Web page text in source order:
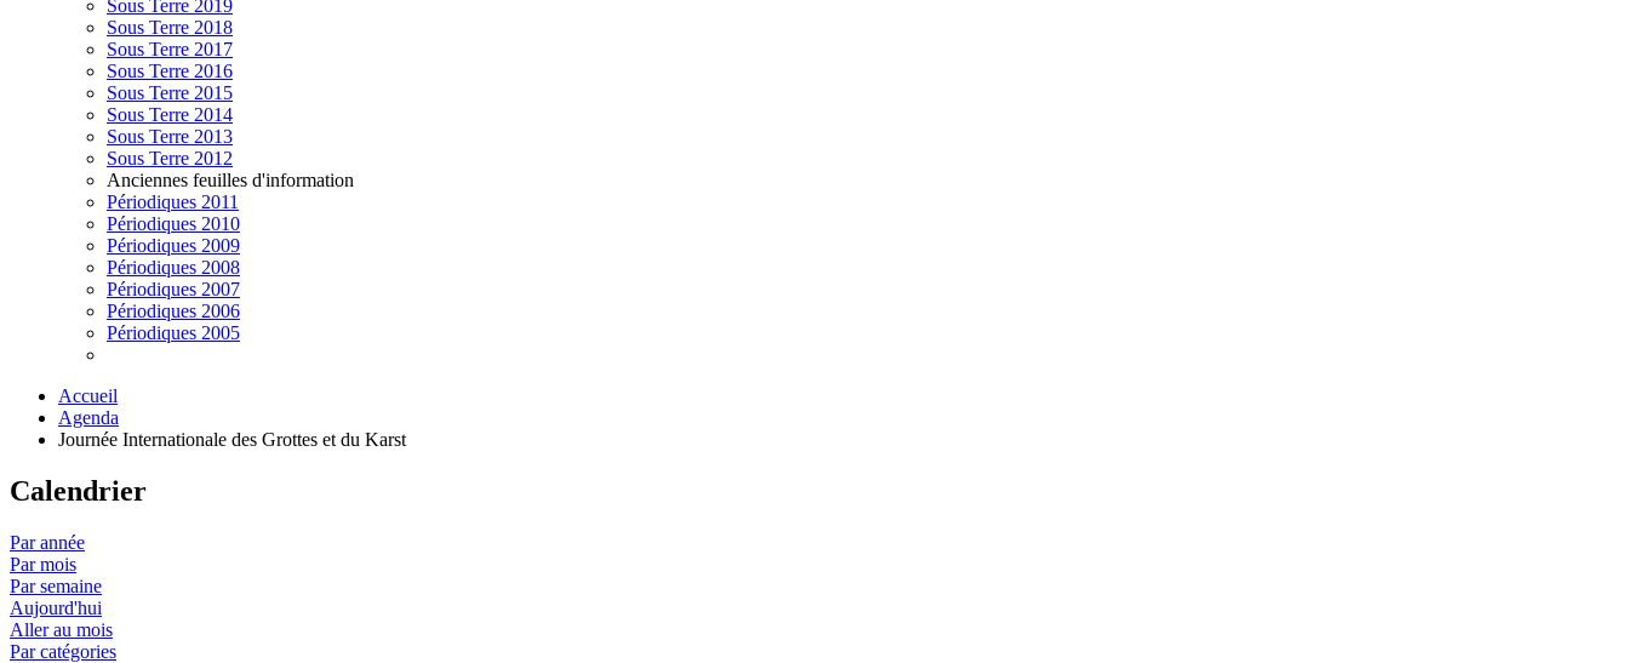
Sous Terre 2019
Sous Terre 2018
Sous Terre 2017
Sous Terre 2016
Sous Terre 2015
Sous Terre 2014
Sous Terre 2013
Sous Terre 2012
Anciennes feuilles d'information
Périodiques 2011
Périodiques 2010
Périodiques 2009
Périodiques 2008
Périodiques 2007
Périodiques 2006
Périodiques 2005
Accueil
Agenda
Journée Internationale des Grottes et du Karst
Calendrier
Par année
Par mois
Par semaine
Aujourd'hui
Aller au mois
Par catégories